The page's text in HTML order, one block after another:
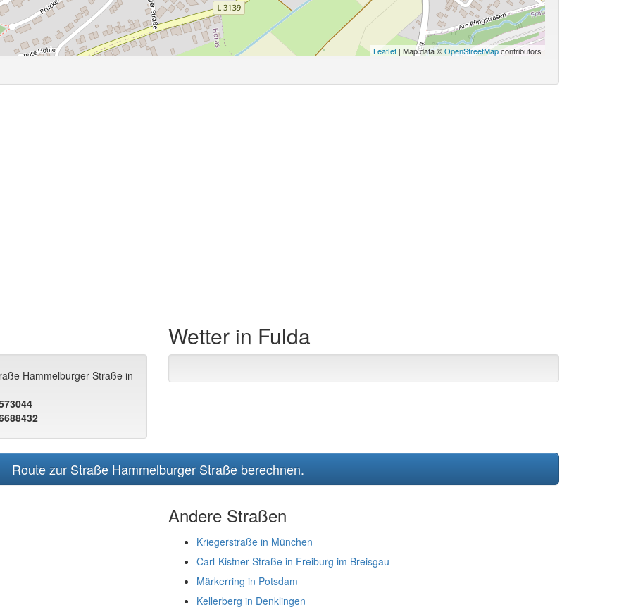
Leaflet | Map data ©OpenStreetMapcontributors
Hammelburger Straße in
Wetter in Fulda
Route zur Straße Hammelburger Straße berechnen.
Andere Straßen
Kriegerstraße in München
Carl-Kistner-Straße in Freiburg im Breisgau
Märkerring in Potsdam
Kellerberg in Denklingen